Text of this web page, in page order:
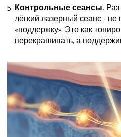
Контрольные сеансы.
лёгкий лазерный сеанс - не
«поддержку». Это как
перекрашивать, а